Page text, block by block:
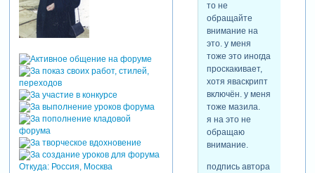
Откуда:Россия, Москва
то не
обращайте
внимание на
это. у меня
тоже это иногда
проскакивает,
хотя яваскрипт
включён. у меня
тоже мазила.
я на это не
обращаю
внимание.
подпись автора